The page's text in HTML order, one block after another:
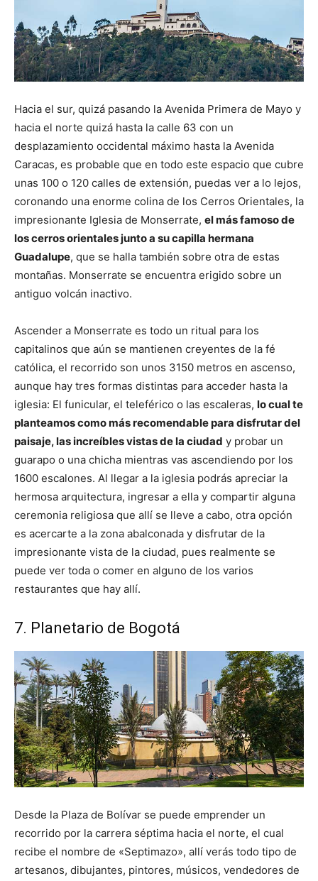
Hacia el sur, quizá pasando la Avenida Primera de Mayo y
hacia el norte quizá hasta la calle 63 con un
desplazamiento occidental máximo hasta la Avenida
Caracas, es probable que en todo este espacio que cubre
unas 100 o 120 calles de extensión, puedas ver a lo lejos,
coronando una enorme colina de los Cerros Orientales, la
impresionante Iglesia de Monserrate, el más famoso de
los cerros orientales junto a su capilla hermana
Guadalupe, que se halla también sobre otra de estas
montañas. Monserrate se encuentra erigido sobre un
antiguo volcán inactivo.
Ascender a Monserrate es todo un ritual para los
capitalinos que aún se mantienen creyentes de la fé
católica, el recorrido son unos 3150 metros en ascenso,
aunque hay tres formas distintas para acceder hasta la
iglesia: El funicular, el teleférico o las escaleras, lo cual te
planteamos como más recomendable para disfrutar del
paisaje, las increíbles vistas de la ciudad y probar un
guarapo o una chicha mientras vas ascendiendo por los
1600 escalones. Al llegar a la iglesia podrás apreciar la
hermosa arquitectura, ingresar a ella y compartir alguna
ceremonia religiosa que allí se lleve a cabo, otra opción
es acercarte a la zona abalconada y disfrutar de la
impresionante vista de la ciudad, pues realmente se
puede ver toda o comer en alguno de los varios
restaurantes que hay allí.
7. Planetario de Bogotá
Desde la Plaza de Bolívar se puede emprender un
recorrido por la carrera séptima hacia el norte, el cual
recibe el nombre de «Septimazo», allí verás todo tipo de
artesanos, dibujantes, pintores, músicos, vendedores de